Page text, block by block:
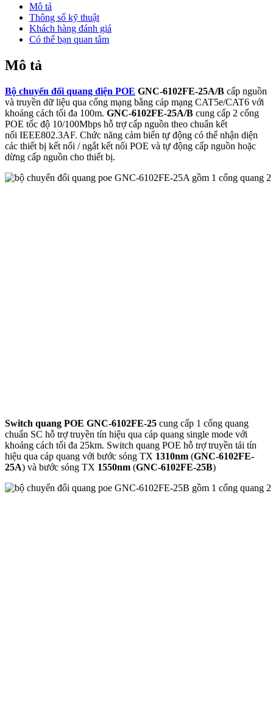
Mô tả
Thông số kỹ thuật
Khách hàng đánh giá
Có thể bạn quan tâm
Mô tả
Bộ chuyển đổi quang điện POE GNC-6102FE-25A/B cấp nguồn
và truyền dữ liệu qua cổng mạng bằng cáp mạng CAT5e/CAT6 với
khoảng cách tối đa 100m. GNC-6102FE-25A/B cung cấp 2 cổng
POE tốc độ 10/100Mbps hỗ trợ cấp nguồn theo chuẩn kết
nối IEEE802.3AF. Chức năng cảm biến tự động có thể nhận diện
các thiết bị kết nối / ngắt kết nối POE và tự động cấp nguồn hoặc
dừng cấp nguồn cho thiết bị.
Switch quang POE GNC-6102FE-25 cung cấp 1 cổng quang
chuẩn SC hỗ trợ truyền tín hiệu qua cáp quang single mode với
khoảng cách tối đa 25km. Switch quang POE hỗ trợ truyền tải tín
hiệu qua cáp quang với bước sóng TX 1310nm (GNC-6102FE-
25A) và bước sóng TX 1550nm (GNC-6102FE-25B)